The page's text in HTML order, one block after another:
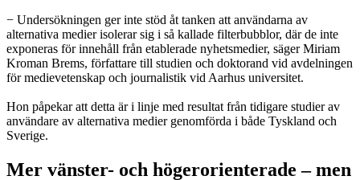
− Undersökningen ger inte stöd åt tanken att användarna av
alternativa medier isolerar sig i så kallade filterbubblor, där de inte
exponeras för innehåll från etablerade nyhetsmedier, säger Miriam
Kroman Brems, författare till studien och doktorand vid avdelningen
för medievetenskap och journalistik vid Aarhus universitet.
Hon påpekar att detta är i linje med resultat från tidigare studier av
användare av alternativa medier genomförda i både Tyskland och
Sverige.
Mer vänster- och högerorienterade – men